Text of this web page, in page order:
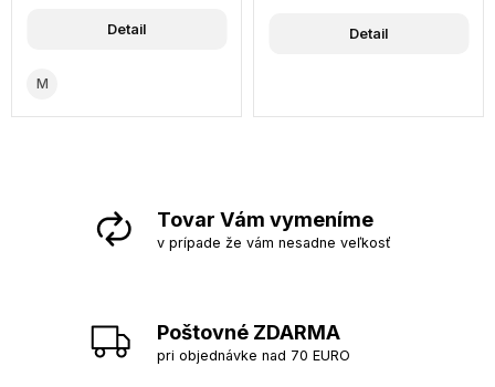
Detail
M
Detail
Tovar Vám vymeníme
v prípade že vám nesadne veľkosť
Poštovné ZDARMA
pri objednávke nad 70 EURO